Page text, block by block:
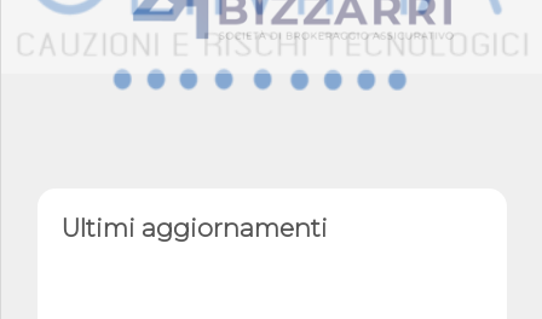
Ultimi aggiornamenti